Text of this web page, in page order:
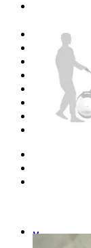
Главная
Все товары
Маски
Запчасти
Куклы
Новинки
0